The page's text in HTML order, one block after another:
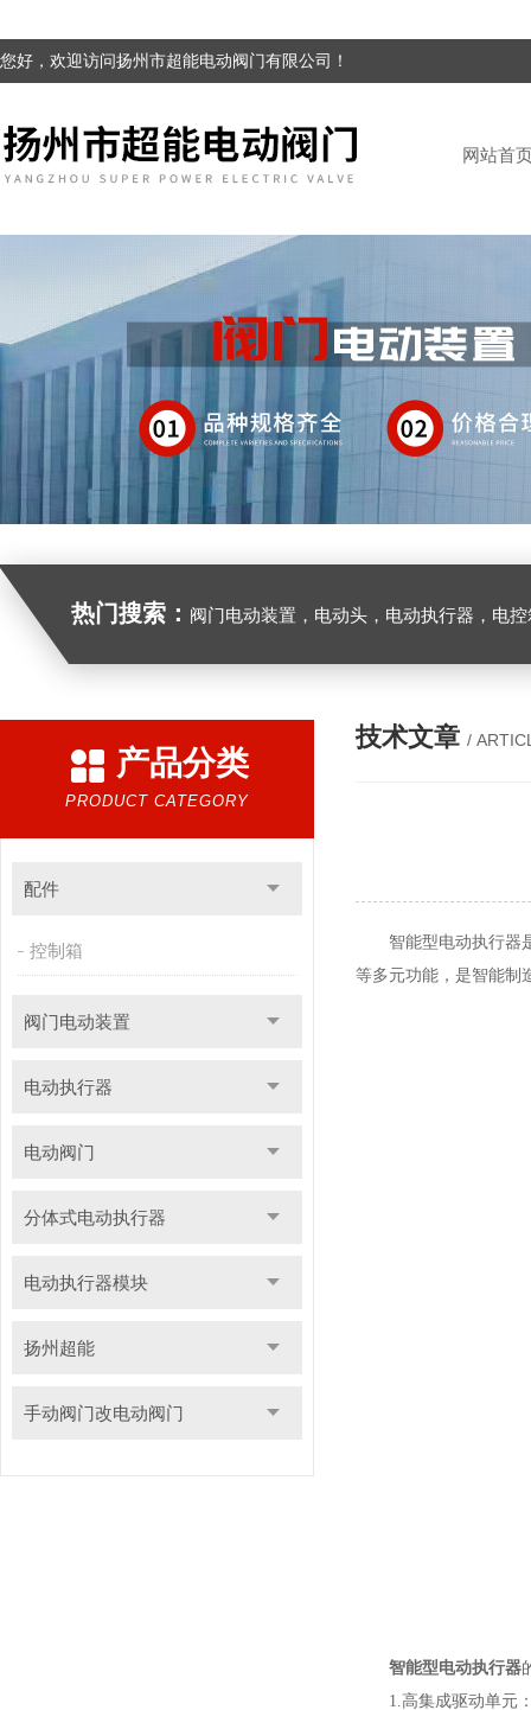
您好，欢迎访问扬州市超能电动阀门有限公司！
网站首
热门搜索： 阀门电动装置，电动头，电动执行器，电
产品分类
PRODUCT CATEGORY
配件
控制箱
阀门电动装置
电动执行器
电动阀门
分体式电动执行器
电动执行器模块
扬州超能
手动阀门改电动阀门
技术文章 /
智能型电动执行器是
等多元功能，是智能制
智能型电动执行器
1.高集成驱动单元：